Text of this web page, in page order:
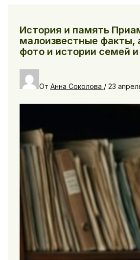
История и память
малоизвестные факты,
фото и истории семей
От Анна Соколова / 23